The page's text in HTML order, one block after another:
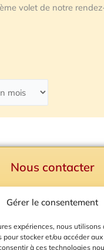
Gérer le consentement
expériences, nous utilisons
pour stocker et/ou accéder
à ces technologies
volet de notre
Nous contacter
Légales